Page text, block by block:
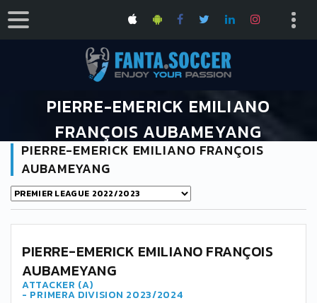
PIERRE-EMERICK EMILIANO
FRANÇOIS AUBAMEYANG
HOME PIERRE-EMERICK EMILIANO FRANÇOIS AUBAMEYANG
PIERRE-EMERICK EMILIANO FRANÇOIS
AUBAMEYANG
PIERRE-EMERICK EMILIANO FRANÇOIS
AUBAMEYANG
ATTACKER (A)
- PRIMERA DIVISION 2023/2024